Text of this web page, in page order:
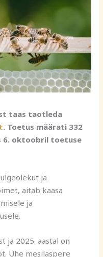
taas taotleda
. Toetus määrati 332
6. oktoobril toetuse
ja
aitab kaasa
ja
ja 2025. aastal on
Ühe mesilaspere